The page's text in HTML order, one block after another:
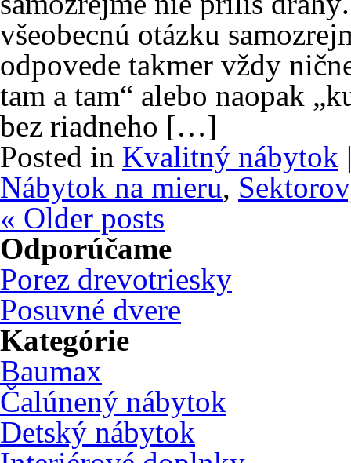
všeobecnú otázku
odpovede takmer vždy
tam a tam“ alebo naopak
bez riadneho […]
Posted in Kvalitný nábytok
Nábytok na mieru,
« Older posts
Odporúčame
Porez drevotriesky
Posuvné dvere
Kategórie
Baumax
Čalúnený nábytok
Detský nábytok